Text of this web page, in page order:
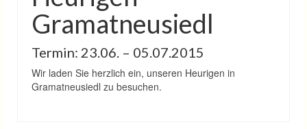
Gramatneusiedl
Termin: 23.06. – 05.07.2015
Wir laden Sie herzlich ein, unseren Heurigen in
Gramatneusiedl zu besuchen.